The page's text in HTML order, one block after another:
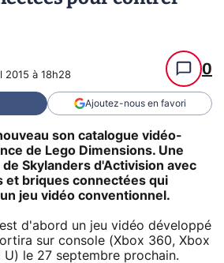
2015 à 18h28 0
Ajoutez-nous en favori
son catalogue vidéo-
de Lego Dimensions. Une
Skylanders d'Activision avec
et briques connectées qui
jeu vidéo conventionnel.
d'abord un jeu vidéo développé
sur console (Xbox 360, Xbox
U) le 27 septembre prochain.